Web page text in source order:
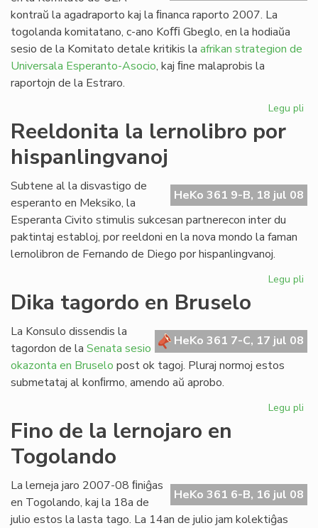
kontraŭ la agadraporto kaj la ﬁnanca raporto 2007. La
togolanda komitatano, c-ano Koﬃ Gbeglo, en la hodiaŭa
sesio de la Komitato detale kritikis la afrikan strategion de
Universala Esperanto-Asocio, kaj ﬁne malaprobis la
raportojn de la Estraro.
Legu pli
Reeldonita la lernolibro por
hispanlingvanoj
HeKo 361 9-B, 18 jul 08
Subtene al la disvastigo de
esperanto en Meksiko, la
Esperanta Civito stimulis sukcesan partnerecon inter du
paktintaj establoj, por reeldoni en la nova mondo la faman
lernolibron de Fernando de Diego por hispanlingvanoj.
Legu pli
Dika tagordo en Bruselo
HeKo 361 7-C, 17 jul 08
La Konsulo dissendis la
tagordon de la Senata sesio
okazonta en Bruselo post ok tagoj. Pluraj normoj estos
submetataj al konﬁrmo, amendo aŭ aprobo.
Legu pli
Fino de la lernojaro en
Togolando
HeKo 361 6-B, 16 jul 08
La lerneja jaro 2007-08 ﬁniĝas
en Togolando, kaj la 18a de
julio estos la lasta tago. La 14an de julio jam kolektiĝas